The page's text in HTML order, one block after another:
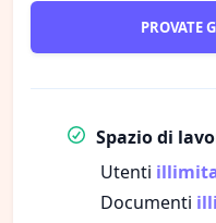
PROVATE
Spazio di
Utenti
Documenti